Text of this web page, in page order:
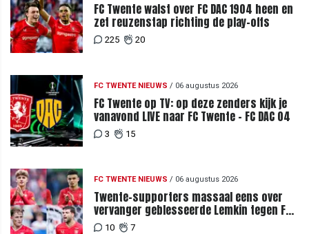
FC Twente walst over FC DAC 1904 heen en
zet reuzenstap richting de play-offs
225 20
FC TWENTE NIEUWS / 06 augustus 2026
FC Twente op TV: op deze zenders kijk je
vanavond LIVE naar FC Twente - FC DAC 04
3 15
FC TWENTE NIEUWS / 06 augustus 2026
Twente-supporters massaal eens over
vervanger geblesseerde Lemkin tegen FC
DAC 04
10 7